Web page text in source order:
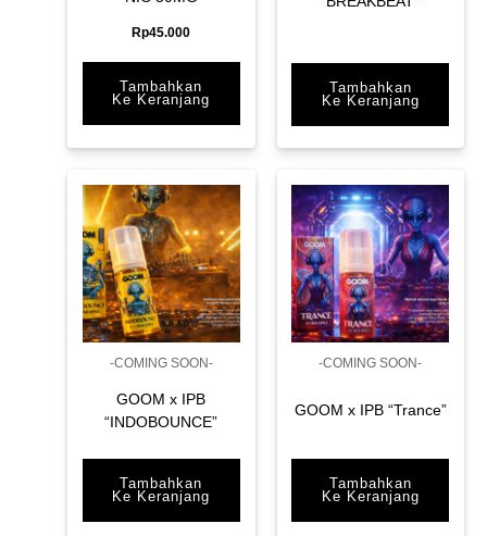
Rp45.000
Tambahkan
Ke Keranjang
Tambahkan
Ke Keranjang
-COMING SOON-
GOOM x IPB
“INDOBOUNCE”
Tambahkan
Ke Keranjang
-COMING SOON-
GOOM x IPB “Trance”
Tambahkan
Ke Keranjang